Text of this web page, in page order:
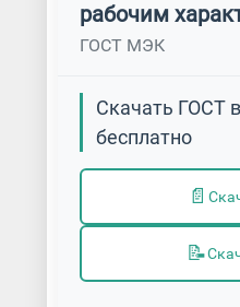
рабочим
ГОСТ МЭК
Скачать ГОСТ
бесплатно
📄
📝